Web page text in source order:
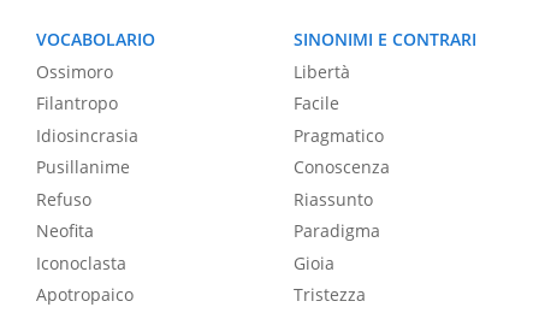
VOCABOLARIO
Ossimoro
Filantropo
Idiosincrasia
Pusillanime
Refuso
Neofita
Iconoclasta
Apotropaico
SINONIMI E CONTRARI
Libertà
Facile
Pragmatico
Conoscenza
Riassunto
Paradigma
Gioia
Tristezza